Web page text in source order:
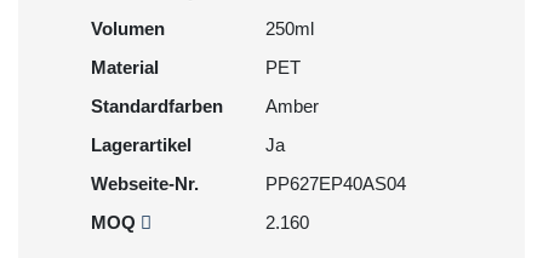
Volumen
250ml
Material
PET
Standardfarben
Amber
Lagerartikel
Ja
Webseite-Nr.
PP627EP40AS04
MOQ
2.160